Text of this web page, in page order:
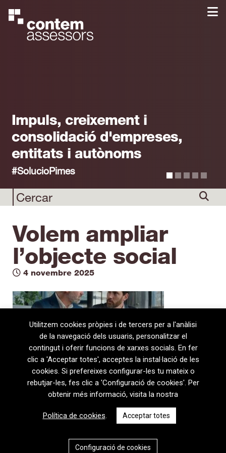
Impuls, creixement i
consolidació d'empreses,
entitats i autònoms
#SolucioPimes
Volem ampliar
l’objecte social
4 novembre 2025
08720 Vilafranca del Penedès · General Prim 5, 2n · Barcelona
T+34 938 170 417 ·
+34 938 170 301
Política de privacitat|Política de cookies
Utilitzem cookies pròpies i de tercers per a l'anàlisi
de la navegació dels usuaris, personalitzar el
contingut i oferir funcions de xarxes socials. En fer
clic a 'Acceptar totes', acceptes la instal·lació de les
cookies. Si prefereixes configurar-les tu mateix o
rebutjar-les, fes clic a 'Configuració de cookies'. Per
obtenir més informació, visita la nostra
Política de cookies. Acceptar totes
Configuració de cookies